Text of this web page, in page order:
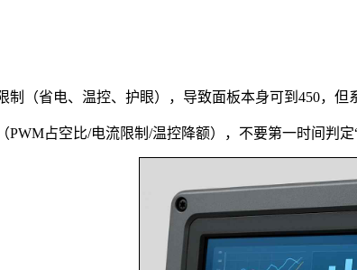
（省电、温控、护眼），导致面板本身可到450，但
占空比/电流限制/温控降额），不要第一时间判定“